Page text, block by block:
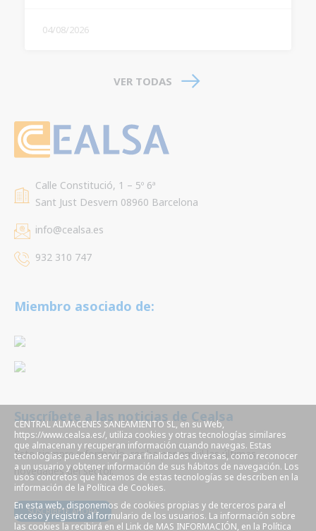
04/08/2026
VER TODAS
Calle Constitució, 1 – 5º 6ª
Sant Just Desvern 08960 Barcelona
info@cealsa.es
932 310 747
Miembro asociado de:
Suscríbete a las noticias de Cealsa
Este siempre informado, reciba por email las últimas
novedades del sector.
SUSCRÍBETE AHORA
CENTRAL ALMACENES SANEAMIENTO SL, en su Web,
https://www.cealsa.es/, utiliza cookies y otras tecnologías similares
que almacenan y recuperan información cuando navegas. Estas
tecnologías pueden servir para finalidades diversas, como reconocer
a un usuario y obtener información de sus hábitos de navegación. Los
usos concretos que hacemos de estas tecnologías se describen en la
información de la Política de Cookies.
En esta web, disponemos de cookies propias y de terceros para el
acceso y registro al formulario de los usuarios. La información sobre
las cookies la recibirá en el Link de MAS INFORMACIÓN, en la Política